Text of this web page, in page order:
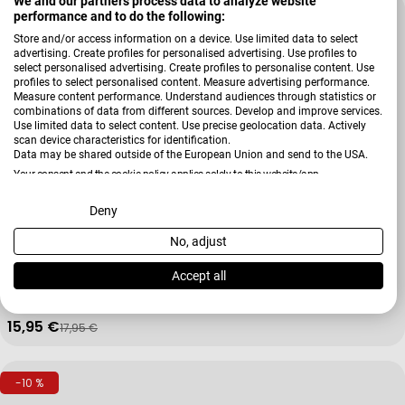
performance and to do the following:
Store and/or access information on a device. Use limited data to select
advertising. Create profiles for personalised advertising. Use profiles to
select personalised advertising. Create profiles to personalise content. Use
profiles to select personalised content. Measure advertising performance.
Measure content performance. Understand audiences through statistics or
combinations of data from different sources. Develop and improve services.
Use limited data to select content. Use precise geolocation data. Actively
scan device characteristics for identification.
Data may be shared outside of the European Union and send to the USA.
Your consent and the cookie policy applies solely to this website/app.
View Partner List (2 IAB Vendors)
We use your data for the following purposes:
IAB processing purposes:
Use limited data to select advertising
Deny
No, adjust
Accept all
-11 %
Handtuch Cute Cats
Verkaufspreis
15,95 €
Regulärer Preis
17,95 €
-10 %